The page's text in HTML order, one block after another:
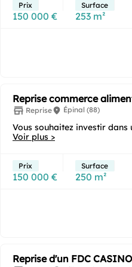
Prix
150 000 €
Surface
253 m²
Reprise commerce
Reprise Épinal (88)
Vous souhaitez investir
franchise clé en main sous
Voir plus >
Prix
150 000 €
Surface
250 m²
Reprise d'un FDC